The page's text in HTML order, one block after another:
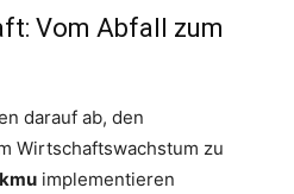
Vom Abfall zum
darauf ab, den
Wirtschaftswachstum zu
kmu implementieren